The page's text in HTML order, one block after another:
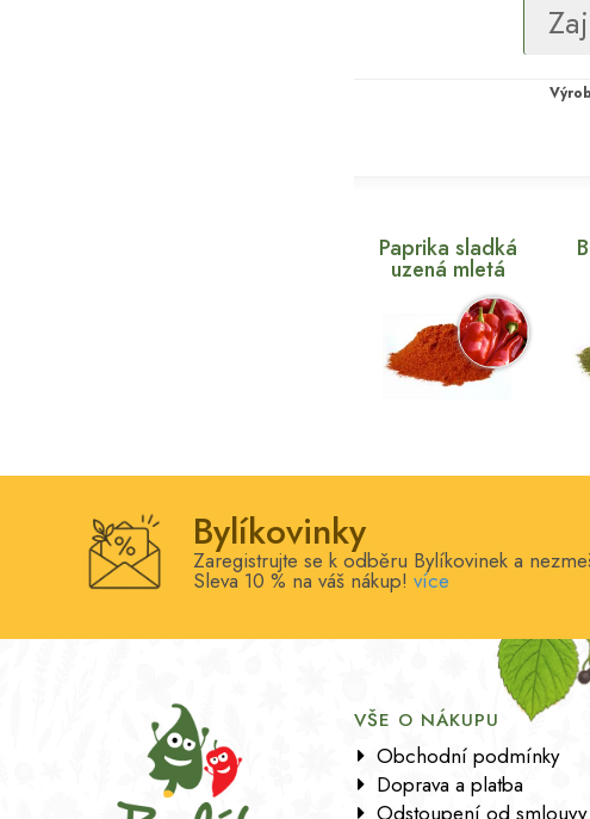
Paprika sladká
uzená mletá
Bylíkovinky
Zaregistrujte se k odběru Bylíkovinek a
Sleva 10 % na váš nákup! více
VŠE O NÁKUPU
Obchodní podmínky
Doprava a platba